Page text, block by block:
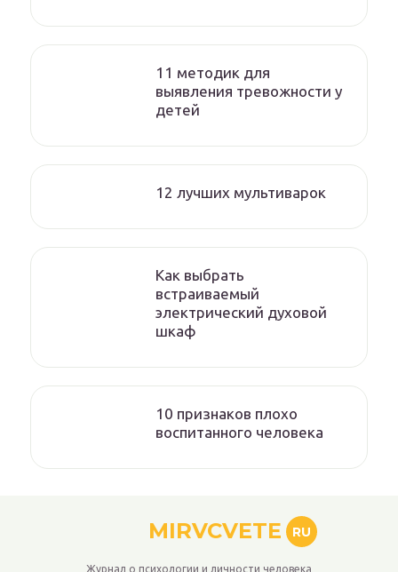
11 методик для
выявления тревожности у
детей
12 лучших мультиварок
Как выбрать
встраиваемый
электрический духовой
шкаф
10 признаков плохо
воспитанного человека
MIRVCVETE RU
Журнал о психологии и личности человека